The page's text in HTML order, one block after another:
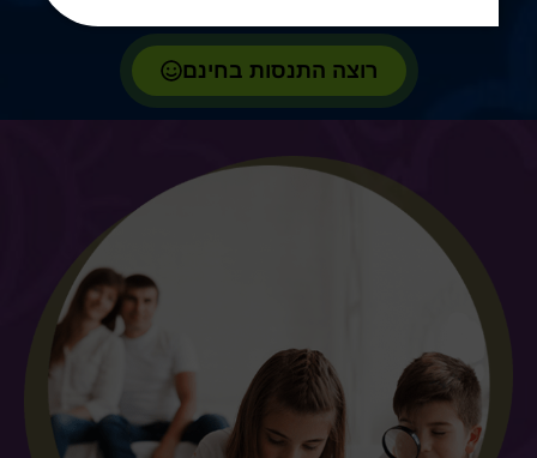
רוצה התנסות בחינם